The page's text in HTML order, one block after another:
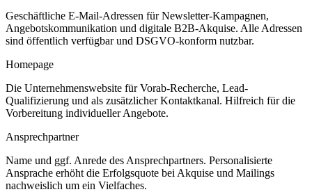
Geschäftliche E-Mail-Adressen für Newsletter-Kampagnen,
Angebotskommunikation und digitale B2B-Akquise. Alle Adressen
sind öffentlich verfügbar und DSGVO-konform nutzbar.
Homepage
Die Unternehmenswebsite für Vorab-Recherche, Lead-
Qualifizierung und als zusätzlicher Kontaktkanal. Hilfreich für die
Vorbereitung individueller Angebote.
Ansprechpartner
Name und ggf. Anrede des Ansprechpartners. Personalisierte
Ansprache erhöht die Erfolgsquote bei Akquise und Mailings
nachweislich um ein Vielfaches.